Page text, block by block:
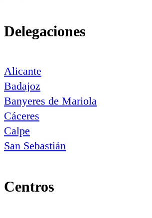
Delegaciones
Alicante
Badajoz
Banyeres de Mariola
Cáceres
Calpe
San Sebastián
Centros